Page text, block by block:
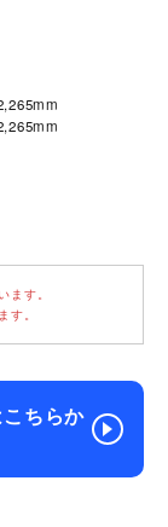
ます。
す。
ちらか